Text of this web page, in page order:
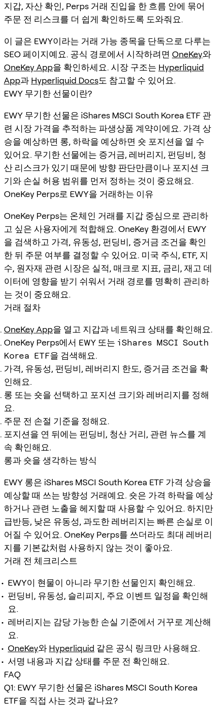
지갑, 자산 확인, Perps 거래 진입을 한 흐름 안에 묶어
주문 전 리스크를 더 쉽게 확인하도록 도와줘요.
이 글은 EWY이라는 거래 가능 종목을 단독으로 다루는
SEO 페이지예요. 공식 경로에서 시작하려면 OneKey와
OneKey App을 확인하세요. 시장 구조는 Hyperliquid
App과 Hyperliquid Docs도 참고할 수 있어요.
EWY 무기한 선물이란?
EWY 무기한 선물은 iShares MSCI South Korea ETF 관
련 시장 가격을 추적하는 파생상품 계약이에요. 가격 상
승을 예상하면 롱, 하락을 예상하면 숏 포지션을 열 수
있어요. 무기한 선물에는 증거금, 레버리지, 펀딩비, 청
산 리스크가 있기 때문에 방향 판단만큼이나 포지션 크
기와 손실 허용 범위를 먼저 정하는 것이 중요해요.
OneKey Perps로 EWY을 거래하는 이유
OneKey Perps는 온체인 거래를 지갑 중심으로 관리하
고 싶은 사용자에게 적합해요. OneKey 환경에서 EWY
을 검색하고 가격, 유동성, 펀딩비, 증거금 조건을 확인
한 뒤 주문 여부를 결정할 수 있어요. 미국 주식, ETF, 지
수, 원자재 관련 시장은 실적, 매크로 지표, 금리, 재고 데
이터에 영향을 받기 쉬워서 거래 경로를 명확히 관리하
는 것이 중요해요.
거래 절차
OneKey App을 열고 지갑과 네트워크 상태를 확인해요.
OneKey Perps에서 EWY 또는 iShares MSCI South
Korea ETF을 검색해요.
가격, 유동성, 펀딩비, 레버리지 한도, 증거금 조건을 확
인해요.
롱 또는 숏을 선택하고 포지션 크기와 레버리지를 정해
요.
주문 전 손절 기준을 정해요.
포지션을 연 뒤에는 펀딩비, 청산 거리, 관련 뉴스를 계
속 확인해요.
롱과 숏을 생각하는 방식
EWY 롱은 iShares MSCI South Korea ETF 가격 상승을
예상할 때 쓰는 방향성 거래예요. 숏은 가격 하락을 예상
하거나 관련 노출을 헤지할 때 사용할 수 있어요. 하지만
급반등, 낮은 유동성, 과도한 레버리지는 빠른 손실로 이
어질 수 있어요. OneKey Perps를 쓰더라도 최대 레버리
지를 기본값처럼 사용하지 않는 것이 좋아요.
거래 전 체크리스트
EWY이 현물이 아니라 무기한 선물인지 확인해요.
펀딩비, 유동성, 슬리피지, 주요 이벤트 일정을 확인해
요.
레버리지는 감당 가능한 손실 기준에서 거꾸로 계산해
요.
OneKey와 Hyperliquid 같은 공식 링크만 사용해요.
서명 내용과 지갑 상태를 주문 전 확인해요.
FAQ
Q1: EWY 무기한 선물은 iShares MSCI South Korea
ETF을 직접 사는 것과 같나요?